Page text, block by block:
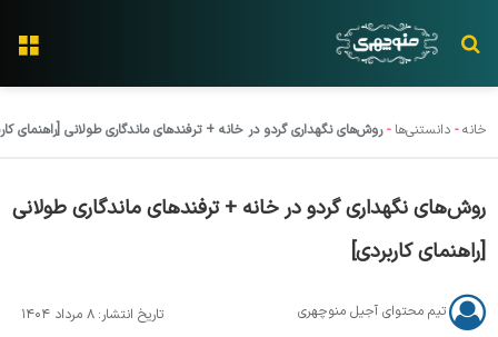
جستجو برای
خانه- دانستنی‌ها -روش‌های نگهداری گردو در خانه + ترفندهای ماندگاری طولانی [راهنمای
روش‌های نگهداری گردو در خانه + ترفندهای ماندگاری طولانی
[راهنمای کاربردی]
تیم محتوای آجیل منوچهری
۸ مرداد ۱۴۰۴